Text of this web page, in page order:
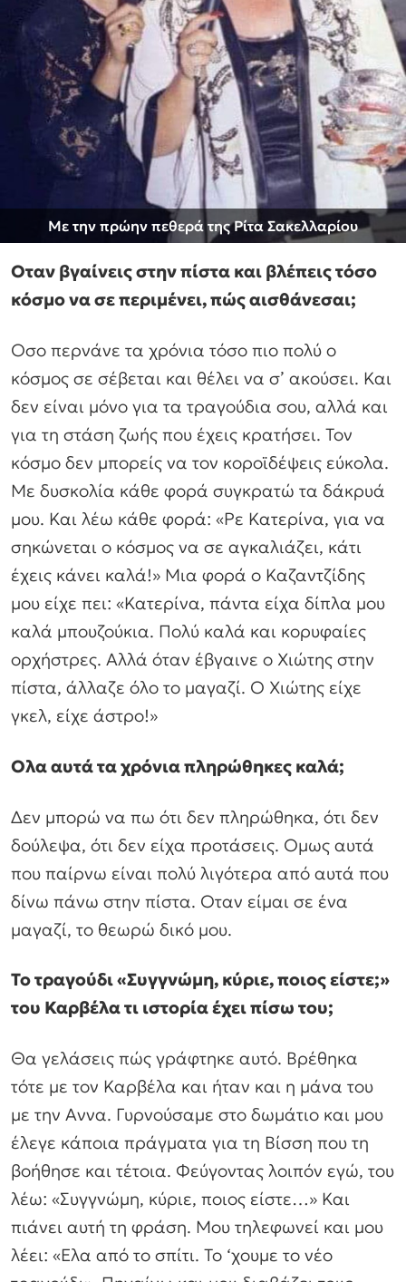
Με την πρώην πεθερά της Ρίτα Σακελλαρίου
Οταν βγαίνεις στην πίστα και βλέπεις τόσο
κόσμο να σε περιμένει, πώς αισθάνεσαι;
Οσο περνάνε τα χρόνια τόσο πιο πολύ ο
κόσμος σε σέβεται και θέλει να σ’ ακούσει. Και
δεν είναι μόνο για τα τραγούδια σου, αλλά και
για τη στάση ζωής που έχεις κρατήσει. Τον
κόσμο δεν μπορείς να τον κοροϊδέψεις εύκολα.
Με δυσκολία κάθε φορά συγκρατώ τα δάκρυά
μου. Και λέω κάθε φορά: «Ρε Κατερίνα, για να
σηκώνεται ο κόσμος να σε αγκαλιάζει, κάτι
έχεις κάνει καλά!» Μια φορά ο Καζαντζίδης
μου είχε πει: «Κατερίνα, πάντα είχα δίπλα μου
καλά μπουζούκια. Πολύ καλά και κορυφαίες
ορχήστρες. Αλλά όταν έβγαινε ο Χιώτης στην
πίστα, άλλαζε όλο το μαγαζί. Ο Χιώτης είχε
γκελ, είχε άστρο!»
Ολα αυτά τα χρόνια πληρώθηκες καλά;
Δεν μπορώ να πω ότι δεν πληρώθηκα, ότι δεν
δούλεψα, ότι δεν είχα προτάσεις. Ομως αυτά
που παίρνω είναι πολύ λιγότερα από αυτά που
δίνω πάνω στην πίστα. Οταν είμαι σε ένα
μαγαζί, το θεωρώ δικό μου.
Το τραγούδι «Συγγνώμη, κύριε, ποιος είστε;»
του Καρβέλα τι ιστορία έχει πίσω του;
Θα γελάσεις πώς γράφτηκε αυτό. Βρέθηκα
τότε με τον Καρβέλα και ήταν και η μάνα του
με την Αννα. Γυρνούσαμε στο δωμάτιο και μου
έλεγε κάποια πράγματα για τη Βίσση που τη
βοήθησε και τέτοια. Φεύγοντας λοιπόν εγώ, του
λέω: «Συγγνώμη, κύριε, ποιος είστε…» Και
πιάνει αυτή τη φράση. Μου τηλεφωνεί και μου
λέει: «Ελα από το σπίτι. Το ‘χουμε το νέο